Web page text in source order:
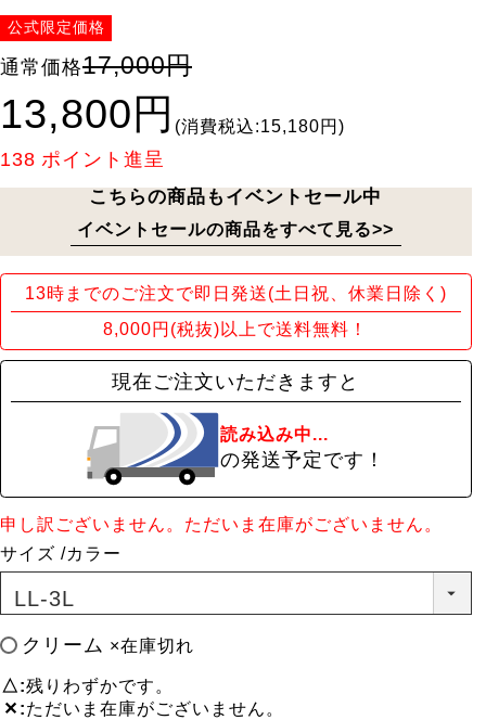
公式限定価格
通常価格17,000円
13,800円 (消費税込:15,180円)
138 ポイント進呈
こちらの商品もイベントセール中
イベントセールの商品をすべて見る>>
13時までのご注文で即日発送(土日祝、休業日除く)
8,000円(税抜)以上で送料無料！
現在ご注文いただきますと
読み込み中...
の発送予定です！
申し訳ございません。ただいま在庫がございません。
サイズ
カラー
クリーム ×在庫切れ
△ 残りわずかです。
✕ ただいま在庫がございません。